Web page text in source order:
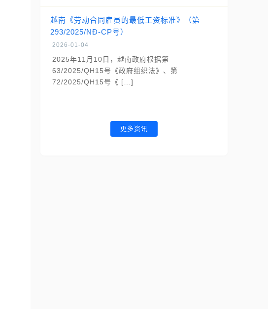
越南《劳动合同雇员的最低工资标准》（第
293/2025/NĐ-CP号）
2026-01-04
2025年11月10日，越南政府根据第
63/2025/QH15号《政府组织法》、第
72/2025/QH15号《 […]
更多资讯